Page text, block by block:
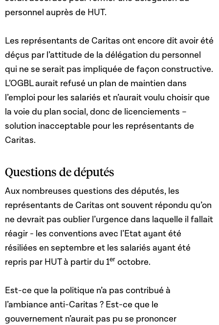
personnel auprès de HUT.
Les représentants de Caritas ont encore dit avoir été
déçus par l’attitude de la délégation du personnel
qui ne se serait pas impliquée de façon constructive.
L’OGBL aurait refusé un plan de maintien dans
l’emploi pour les salariés et n’aurait voulu choisir que
la voie du plan social, donc de licenciements –
solution inacceptable pour les représentants de
Caritas.
Questions de députés
Aux nombreuses questions des députés, les
représentants de Caritas ont souvent répondu qu’on
ne devrait pas oublier l’urgence dans laquelle il fallait
réagir - les conventions avec l’Etat ayant été
résiliées en septembre et les salariés ayant été
repris par HUT à partir du 1er octobre.
Est-ce que la politique n’a pas contribué à
l’ambiance anti-Caritas ? Est-ce que le
gouvernement n’aurait pas pu se prononcer